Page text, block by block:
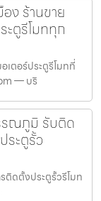
ง ร้านขาย
ะตูรีโมททุก
เตอร์ประตูรีโมทที่
— บริ
รณภูมิ รับติด
ระตูรั้ว
ดตั้งประตูรั้วรีโมท